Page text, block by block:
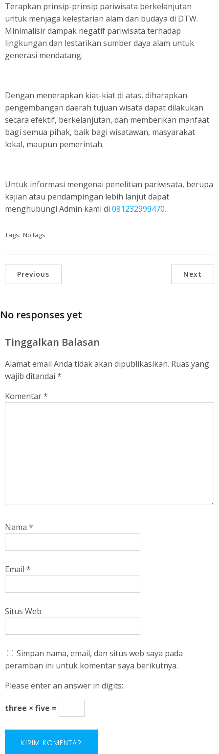
Terapkan prinsip-prinsip pariwisata berkelanjutan
untuk menjaga kelestarian alam dan budaya di DTW.
Minimalisir dampak negatif pariwisata terhadap
lingkungan dan lestarikan sumber daya alam untuk
generasi mendatang.
Dengan menerapkan kiat-kiat di atas, diharapkan
pengembangan daerah tujuan wisata dapat dilakukan
secara efektif, berkelanjutan, dan memberikan manfaat
bagi semua pihak, baik bagi wisatawan, masyarakat
lokal, maupun pemerintah.
Untuk informasi mengenai penelitian pariwisata, berupa
kajian atau pendampingan lebih lanjut dapat
menghubungi Admin kami di 081232999470.
Tags: No tags
Previous Next
No responses yet
Tinggalkan Balasan
Alamat email Anda tidak akan dipublikasikan. Ruas yang
wajib ditandai *
Komentar*
Nama *
Email *
Situs Web
Simpan nama, email, dan situs web saya pada
peramban ini untuk komentar saya berikutnya.
Please enter an answer in digits:
three × five =